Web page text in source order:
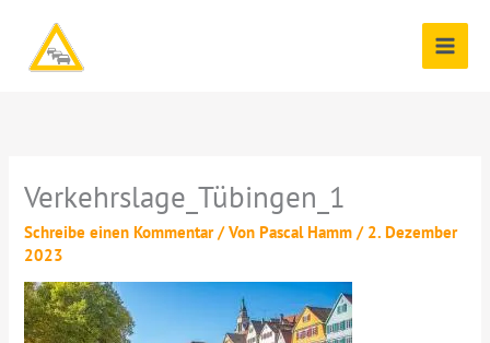
springen
Verkehrslage_Tübingen_1
Schreibe einen Kommentar / VonPascal Hamm/ 2. Dezember
2023